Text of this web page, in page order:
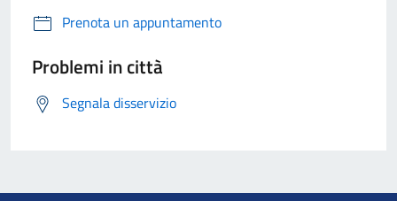
Prenota un appuntamento
Problemi in città
Segnala disservizio